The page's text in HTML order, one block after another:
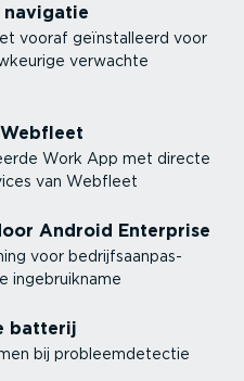
navigatie
vooraf geïnstal­leerd voor
verwachte
Work App met directe
van Webfleet
Android Enterprise
voor bedrijfs­aan­pas­
ingebruikname
batterij
bij probleem­de­tectie